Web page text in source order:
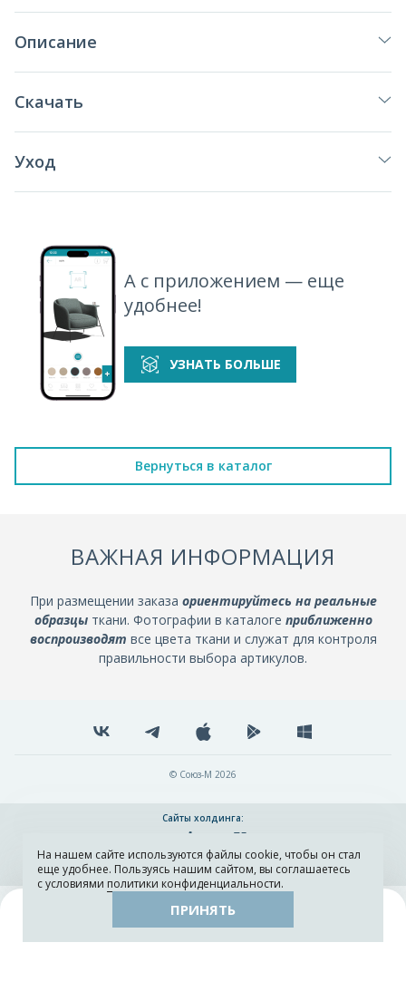
Каталог Остатки тканей
Описание
Скачать
Уход
А с приложением — еще
удобнее!
УЗНАТЬ БОЛЬШЕ
Вернуться в каталог
ВАЖНАЯ ИНФОРМАЦИЯ
При размещении заказа ориентируйтесь на реальные
образцыткани. Фотографии в каталоге приближенно
воспроизводят все цвета ткани и служат для контроля
правильности выбора артикулов.
© Союз-М 2026
Сайты холдинга:
Разработка и поддержка сайта ADN
На нашем сайте используются файлы cookie, чтобы он стал
еще удобнее. Пользуясь нашим сайтом, вы соглашаетесь
с условиями политики конфиденциальности.
ПРИНЯТЬ